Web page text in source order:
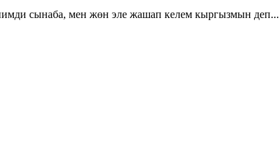
сынаба, мен жөн эле жашап келем кыргызмын деп...